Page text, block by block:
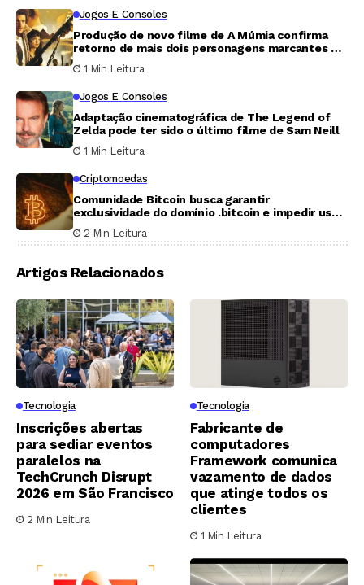
Jogos E Consoles
Produção de novo filme de A Múmia confirma
retorno de mais dois personagens marcantes da
1 Min Leitura
Jogos E Consoles
Adaptação cinematográfica de The Legend of
Zelda pode ter sido o último filme de Sam Neill
1 Min Leitura
Criptomoedas
Comunidade Bitcoin busca garantir
exclusividade do domínio .bitcoin e impedir uso
2 Min Leitura
Artigos Relacionados
Tecnologia
Inscrições abertas
para sediar eventos
paralelos na
TechCrunch Disrupt
2026 em São Francisco
2 Min Leitura
Tecnologia
Fabricante de
computadores
Framework comunica
vazamento de dados
que atinge todos os
clientes
1 Min Leitura